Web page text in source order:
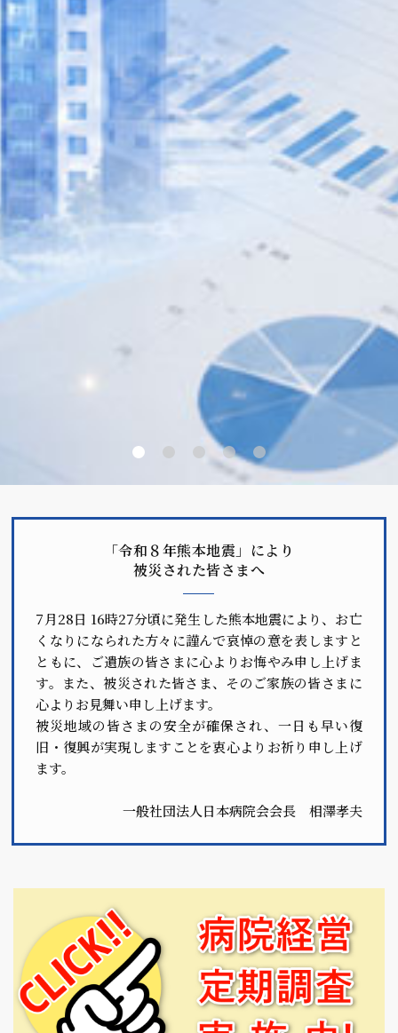
「令和８年熊本地震」により
被災された皆さまへ
7月28日 16時27分頃に発生した熊本地震により、お亡
くなりになられた方々に謹んで哀悼の意を表しますと
ともに、ご遺族の皆さまに心よりお悔やみ申し上げま
す。また、被災された皆さま、そのご家族の皆さまに
心よりお見舞い申し上げます。
被災地域の皆さまの安全が確保され、一日も早い復
旧・復興が実現しますことを衷心よりお祈り申し上げ
ます。
一般社団法人日本病院会会長 相澤孝夫